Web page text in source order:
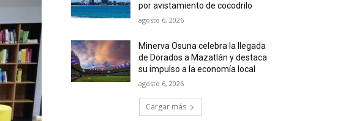
por avistamiento de cocodrilo
agosto 6, 2026
Minerva Osuna celebra la llegada
de Dorados a Mazatlán y destaca
su impulso a la economía local
agosto 6, 2026
Cargar más